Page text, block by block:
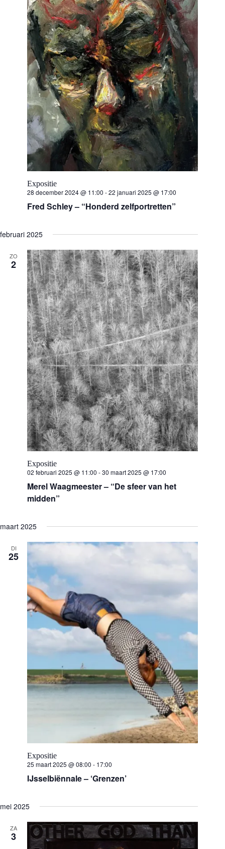
28 december 2024 @ 11:00 -22 januari 2025 @ 17:00
Fred Schley – “Honderd zelfportretten”
Expositie
februari 2025
ZO
2
02 februari 2025 @ 11:00 -30 maart 2025 @ 17:00
Merel Waagmeester – “De sfeer van het
midden”
Expositie
maart 2025
DI
25
25 maart 2025 @ 08:00 - 17:00
IJsselbiënnale – ‘Grenzen’
Expositie
mei 2025
ZA
3